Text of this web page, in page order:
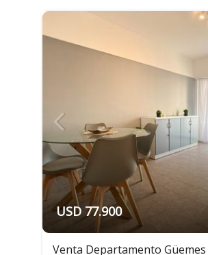
USD 77.900